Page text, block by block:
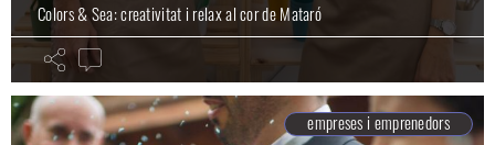
Colors & Sea: creativitat i relax al cor de Mataró
empreses i emprenedors